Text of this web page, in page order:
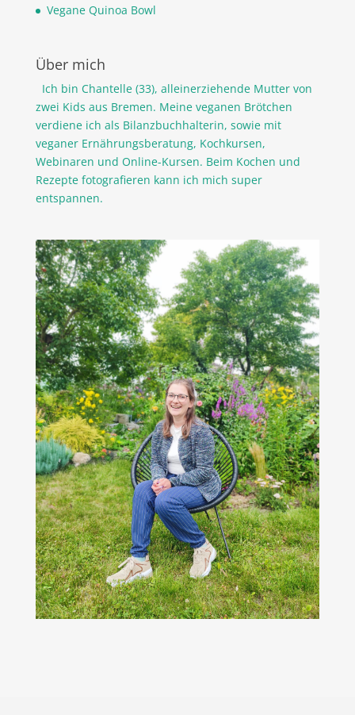
Vegane Quinoa Bowl
Über mich
Ich bin Chantelle (33), alleinerziehende Mutter von
zwei Kids aus Bremen. Meine veganen Brötchen
verdiene ich als Bilanzbuchhalterin, sowie mit
veganer Ernährungsberatung, Kochkursen,
Webinaren und Online-Kursen. Beim Kochen und
Rezepte fotografieren kann ich mich super
entspannen.